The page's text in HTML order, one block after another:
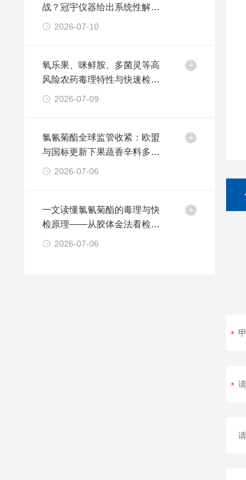
战？冠宇仪器给出系统性解决
方案2026-07-10
氧乐果、咪鲜胺、多菌灵等高
风险农药毒理特性与快速检测
技术方法
2026-07-09
氯氰菊酯全球监管收紧：欧盟
与国标更新下果蔬香辛料多品
类快检方案的策略
2026-07-06
一文读懂氯氰菊酯的毒理与快
检原理——从胶体金法看检测
卡的适用边界
2026-07-06